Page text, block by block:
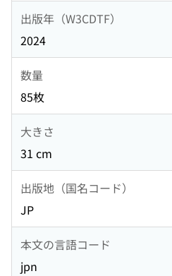
出版年（W3CDTF）
2024
数量
85枚
大きさ
31 cm
出版地（国名コード）
JP
本文の言語コード
jpn